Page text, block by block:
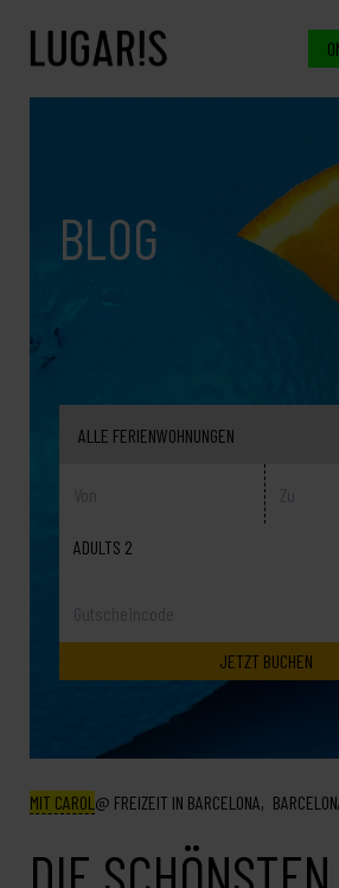
BLOG
ADULTS 2
MIT CAROL FREIZEIT IN BARCELONA